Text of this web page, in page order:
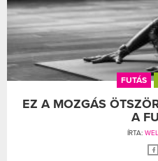
FUTÁS
EZ A MOZGÁS
A
ÍRTA: